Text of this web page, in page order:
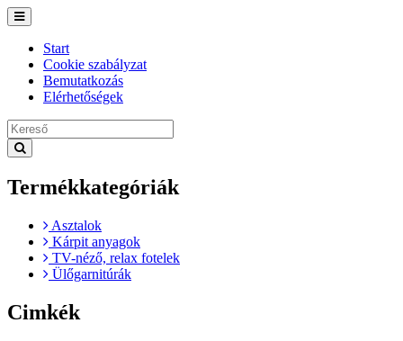
Toggle
navigation
Start
Cookie szabályzat
Bemutatkozás
Elérhetőségek
Termékkategóriák
Asztalok
Kárpit anyagok
TV-néző, relax fotelek
Ülőgarnitúrák
Cimkék